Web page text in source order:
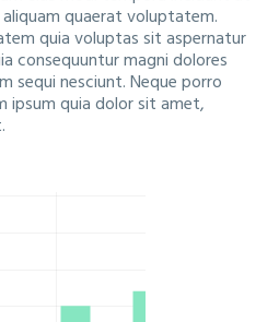
quaerat voluptatem.
quia voluptas sit aspernatur
consequuntur magni dolores
sequi nesciunt. Neque porro
ipsum quia dolor sit amet,